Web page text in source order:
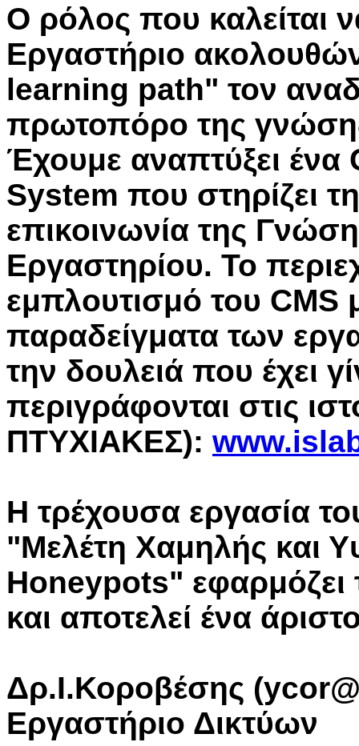
Ο ρόλος που καλείται
Εργαστήριο
learning path" τον
πρωτοπόρο της
Έχουμε αναπτύξει
System που στηρίζει
επικοινωνία της
Εργαστηρίου. Το
εμπλουτισμό του CMS
παραδείγματα των
την δουλειά που έχει
περιγράφονται στις
ΠΤΥΧΙΑΚΕΣ):
Η τρέχουσα εργασία
"Μελέτη Χαμηλής και
Honeypots"
και αποτελεί ένα
Δρ.Ι.Κοροβέσης
Εργαστήριο Δικτύων